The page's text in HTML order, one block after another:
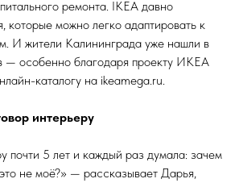
ремонта. IKEA давно
которые можно легко адаптировать к
И жители Калининграда уже нашли в
— особенно благодаря проекту ИКЕА
каталогу на ikeamega.ru.
интерьеру
почти 5 лет и каждый раз думала: зачем
не моё?» — рассказывает Дарья,